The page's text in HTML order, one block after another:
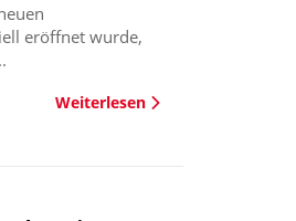
eröffnet wurde,
Weiterlesen